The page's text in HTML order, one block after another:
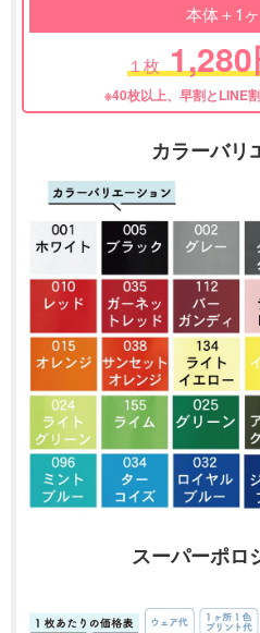
本体＋1
１枚
※40枚以上、早割とLINE
カラーバリ
スーパーポロ